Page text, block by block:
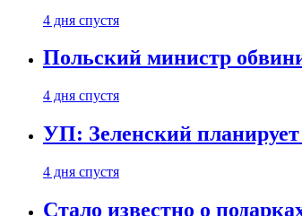
4 дня спустя
Польский министр
4 дня спустя
УП: Зеленский
4 дня спустя
Стало известно о